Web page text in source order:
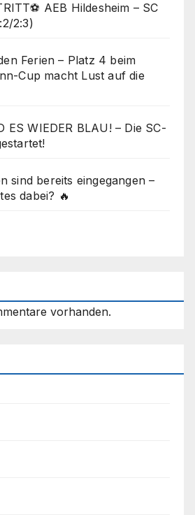
AEB Hildesheim – SC
2:3)
Ferien – Platz 4 beim
Cup macht Lust auf die
ES WIEDER BLAU! – Die SC-
sind bereits eingegangen –
dabei? 🔥
vorhanden.